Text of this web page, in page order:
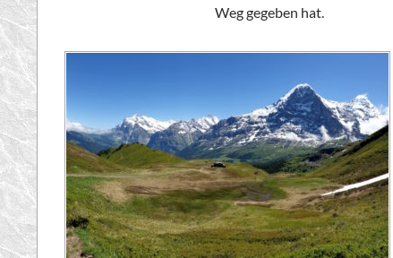
Weg gegeben hat.